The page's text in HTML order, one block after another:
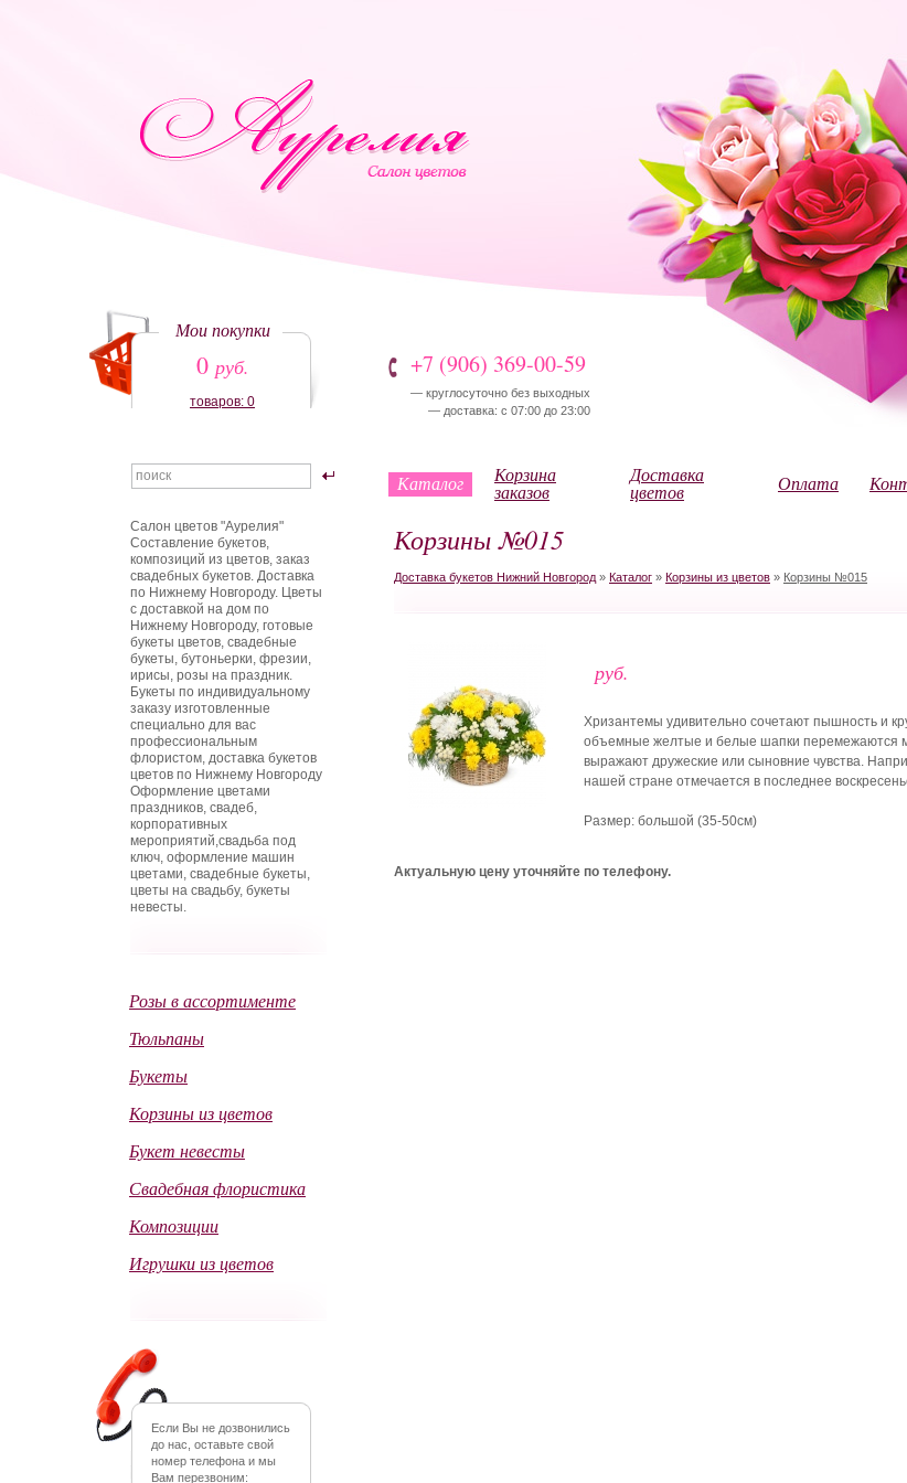
Мои покупки
0 руб.
товаров: 0
+7 (906) 369-00-59
— круглосуточно без выходных
— доставка: с 07:00 до 23:00
Каталог Корзина
заказов
Доставка
цветов Оплата
Корзины №015
Доставка букетов Нижний Новгород » Каталог » Корзины из цветов » Корзины №015
руб.
Хризантемы удивительно сочетают пышность и
объемные желтые и белые шапки перемежаются
выражают дружеские или сыновние чувства.
нашей стране отмечается в последнее
Размер: большой (35-50см)
Актуальную цену уточняйте по телефону.
Салон цветов "Аурелия"
Составление букетов,
композиций из цветов, заказ
свадебных букетов. Доставка
по Нижнему Новгороду. Цветы
с доставкой на дом по
Нижнему Новгороду, готовые
букеты цветов, свадебные
букеты, бутоньерки, фрезии,
ирисы, розы на праздник.
Букеты по индивидуальному
заказу изготовленные
специально для вас
профессиональным
флористом, доставка букетов
цветов по Нижнему Новгороду
Оформление цветами
праздников, свадеб,
корпоративных
мероприятий,свадьба под
ключ, оформление машин
цветами, свадебные букеты,
цветы на свадьбу, букеты
невесты.
Розы в ассортименте
Тюльпаны
Букеты
Корзины из цветов
Букет невесты
Свадебная флористика
Композиции
Игрушки из цветов
Если Вы не дозвонились
до нас, оставьте свой
номер телефона и мы
Вам перезвоним: